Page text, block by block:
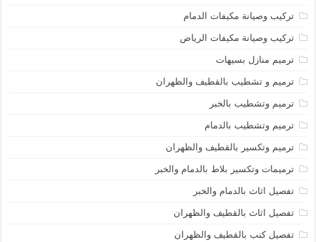
تركيب وصيانة مكيفات الدمام
تركيب وصيانة مكيفات الرياض
ترميم منازل بسيهات
ترميم و تشطيب بالقطيف والظهران
ترميم وتشطيب بالخبر
ترميم وتشطيب بالدمام
ترميم وتكسير بالقطيف والظهران
ترميمات وتكسير بلاط بالدمام والخبر
تفصيل اثاث بالدمام والخبر
تفصيل اثاث بالقطيف والظهران
تفصيل كنب بالقطيف والظهران